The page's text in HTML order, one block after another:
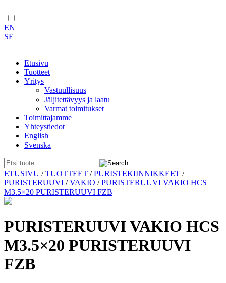
EN
SE
Etusivu
Tuotteet
Yritys
Vastuullisuus
Jäljitettävyys ja laatu
Varmat toimitukset
Toimittajamme
Yhteystiedot
English
Svenska
Skip
to
content
ETUSIVU /TUOTTEET /PURISTEKIINNIKKEET /
PURISTERUUVI /VAKIO /PURISTERUUVI VAKIO HCS
M3.5×20 PURISTERUUVI FZB
PURISTERUUVI VAKIO HCS
M3.5×20 PURISTERUUVI
FZB